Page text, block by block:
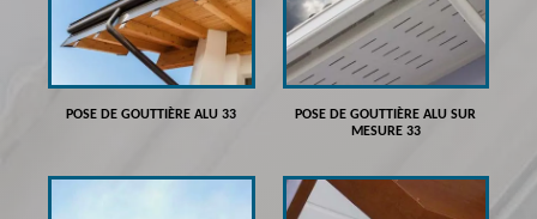
POSE DE GOUTTIÈRE ALU 33
POSE DE GOUTTIÈRE ALU SUR
MESURE 33